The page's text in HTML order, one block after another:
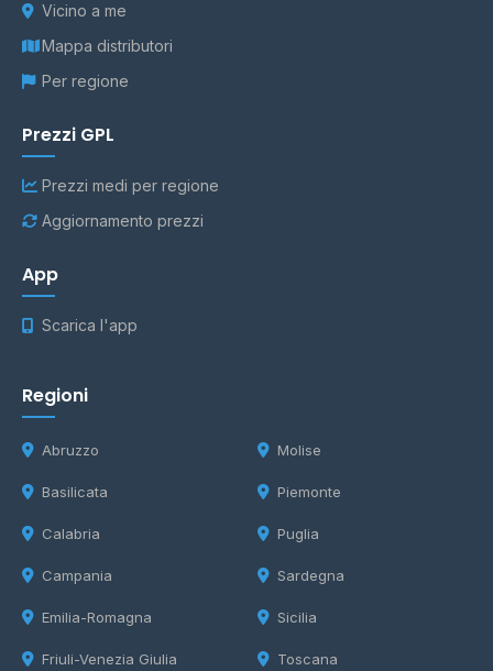
Vicino a me
Mappa distributori
Per regione
Prezzi GPL
Prezzi medi per regione
Aggiornamento prezzi
App
Scarica l'app
Regioni
Abruzzo
Basilicata
Calabria
Campania
Emilia-Romagna
Friuli-Venezia Giulia
Molise
Piemonte
Puglia
Sardegna
Sicilia
Toscana